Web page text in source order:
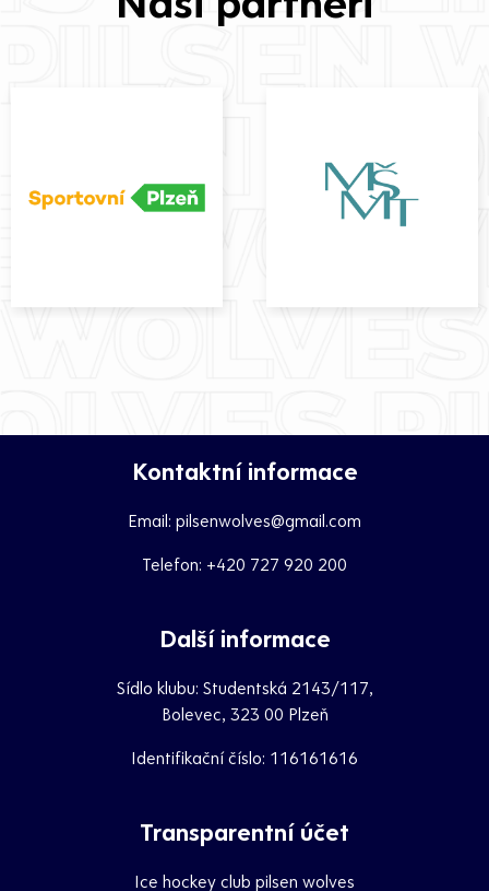
Kontaktní informace
Email: pilsenwolves@gmail.com
Telefon: +420 727 920 200
Další informace
Sídlo klubu: Studentská 2143/117,
Bolevec, 323 00 Plzeň
Identifikační číslo: 116161616
Transparentní účet
Ice hockey club pilsen wolves